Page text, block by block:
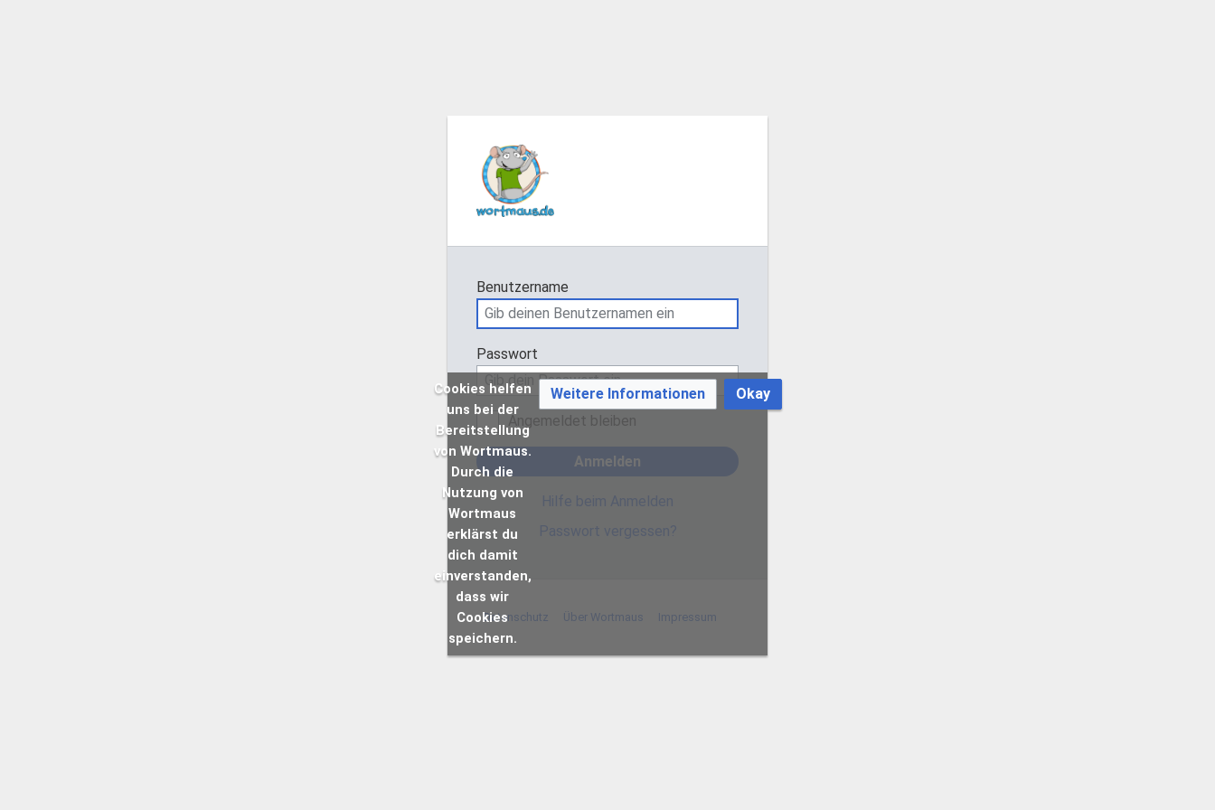
Benutzername
Passwort
Angemeldet bleiben
Anmelden
Hilfe beim Anmelden
Passwort vergessen?
Datenschutz Über Wortmaus Impressum
Cookies helfen
uns bei der
Bereitstellung
von Wortmaus.
Durch die
Nutzung von
Wortmaus
erklärst du
dich damit
einverstanden,
dass wir
Cookies
speichern.
Weitere Informationen Okay